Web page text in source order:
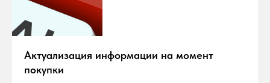
Актуализация информации на момент
покупки